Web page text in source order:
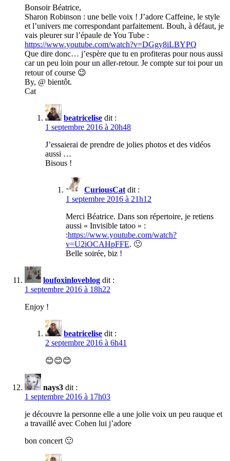
Bonsoir Béatrice,
Sharon Robinson : une belle voix ! J’adore Caffeine, le style
et l’univers me correspondant parfaitement. Bouh, à défaut, je
vais pleurer sur l’épaule de You Tube :
https://www.youtube.com/watch?v=DGgy8iLBYPQ
Que dire donc… j’espère que tu en profiteras pour nous aussi
car un peu loin pour un aller-retour. Je compte sur toi pour un
retour of course 😉
By, @ bientôt.
Cat
beatricelise dit :
1 septembre 2016 à 20h48
J’essaierai de prendre de jolies photos et des vidéos
aussi …
Bisous !
CuriousCat dit :
1 septembre 2016 à 21h12
Merci Béatrice. Dans son répertoire, je retiens
aussi « Invisible tatoo » :
:https://www.youtube.com/watch?
v=U2iOCAHpFFE. 🙂
Belle soirée, biz !
loufoxinloveblog dit :
1 septembre 2016 à 18h22
Enjoy !
beatricelise dit :
2 septembre 2016 à 6h41
😊😊😊
nays3 dit :
1 septembre 2016 à 17h03
je découvre la personne elle a une jolie voix un peu rauque et
a travaillé avec Cohen lui j’adore
bon concert 🙂